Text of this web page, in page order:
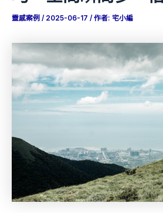
靈感案例 / 2025-06-17 / 作者: 宅小編